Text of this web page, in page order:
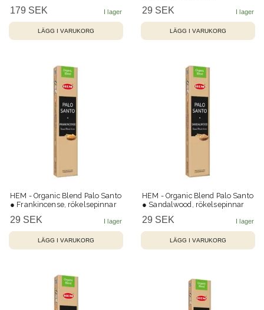
179 SEK 29 SEK
HEM - Organic Blend Palo Santo
● Frankincense, rökelsepinnar
29 SEK
HEM - Organic Blend Palo Santo
● Sandalwood, rökelsepinnar
29 SEK